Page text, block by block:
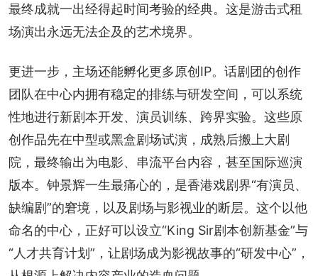
最终成就一出经得起时间考验的经典。这是游击式租
场演出永远无法企及的艺术境界。
更进一步，主场还能孵化更多原创IP。话剧团的创作
团队在中心内拥有稳定的排练与研发空间，可以系统
性地进行新剧本开发、演员训练、跨界实验。这些原
创作品先在中型或黑盒剧场试演，成熟后搬上大剧
院，最终输出为电影、串流平台内容，甚至国际巡演
版本。钟景辉一生最痛心的，是香港戏剧界“有演员、
缺编剧”的窘境，以及剧场与影视业的断层。这个以他
命名的中心，正好可以设立“King Sir剧本创新基金”与
“人才共育计划”，让剧场成为影视故事的“研发中心”，